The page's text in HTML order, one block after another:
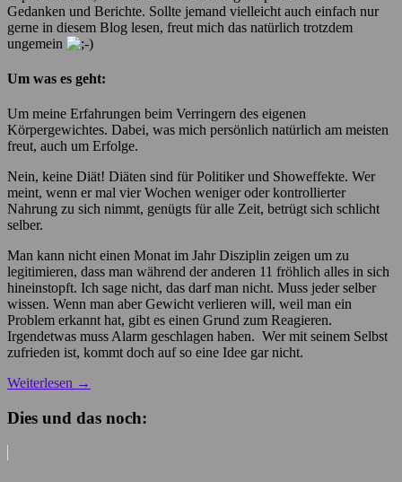
Gedanken und Berichte. Sollte jemand vielleicht auch einfach nur
gerne in diesem Blog lesen, freut mich das natürlich trotzdem
ungemein
Um was es geht:
Um meine Erfahrungen beim Verringern des eigenen
Körpergewichtes. Dabei, was mich persönlich natürlich am meisten
freut, auch um Erfolge.
Nein, keine Diät! Diäten sind für Politiker und Showeffekte. Wer
meint, wenn er mal vier Wochen weniger oder kontrollierter
Nahrung zu sich nimmt, genügts für alle Zeit, betrügt sich schlicht
selber.
Man kann nicht einen Monat im Jahr Disziplin zeigen um zu
legitimieren, dass man während der anderen 11 fröhlich alles in sich
hineinstopft. Ich sage nicht, das darf man nicht. Muss jeder selber
wissen. Wenn man aber Gewicht verlieren will, weil man ein
Problem erkannt hat, gibt es einen Grund zum Reagieren.
Irgendetwas muss Alarm geschlagen haben. Wer mit seinem Selbst
zufrieden ist, kommt doch auf so eine Idee gar nicht.
Weiterlesen →
Dies und das noch: